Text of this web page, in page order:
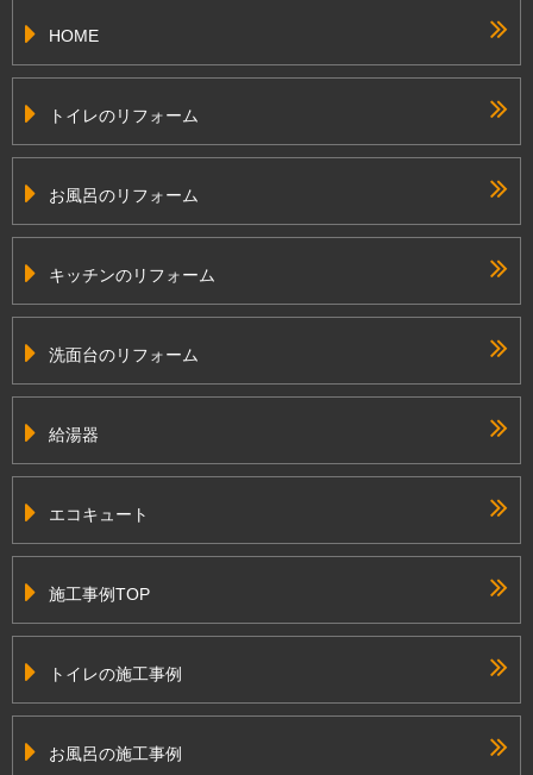
HOME
トイレのリフォーム
お風呂のリフォーム
キッチンのリフォーム
洗面台のリフォーム
給湯器
エコキュート
施工事例TOP
トイレの施工事例
お風呂の施工事例